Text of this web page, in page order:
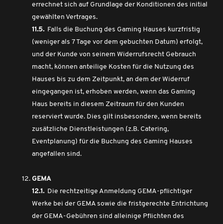
errechnet sich auf Grundlage der Konditionen des initial
gewählten Vertrages.
11.5. Falls die Buchung des Gaming Hauses kurzfristig
(weniger als 7 Tage vor dem gebuchten Datum) erfolgt,
und der Kunde von seinem Widerrufsrecht Gebrauch
macht, können anteilige Kosten für die Nutzung des
Hauses bis zu dem Zeitpunkt, an dem der Widerruf
eingegangen ist, erhoben werden, wenn das Gaming
Haus bereits in diesem Zeitraum für den Kunden
reserviert wurde. Dies gilt insbesondere, wenn bereits
zusätzliche Dienstleistungen (z.B. Catering,
Eventplanung) für die Buchung des Gaming Hauses
angefallen sind.
GEMA
12.1. Die rechtzeitige Anmeldung GEMA-pflichtiger
Werke bei der GEMA sowie die fristgerechte Entrichtung
der GEMA-Gebühren sind alleinige Pflichten des